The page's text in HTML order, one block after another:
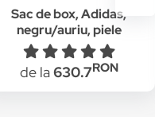
Sac de box, Adidas,
negru/auriu, piele
sintetica, 30 kg, 120 x
33 cm
de la630.7RON